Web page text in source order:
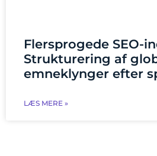
Flersprogede SEO-
Strukturering af
emneklynger efter
LÆS MERE »